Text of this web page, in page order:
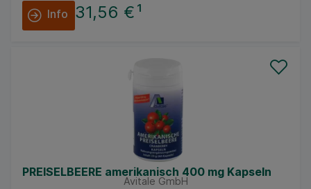
Info 31,56 €¹
PREISELBEERE amerikanisch 400 mg Kapseln
Avitale GmbH